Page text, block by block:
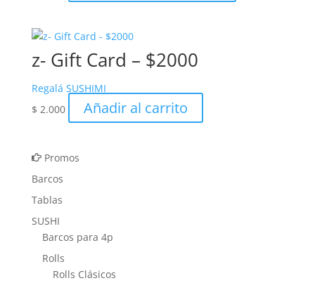
z- Gift Card – $2000
Regalá SUSHIMI
$ 2.000 Añadir al carrito
Promos
Barcos
Tablas
SUSHI
Barcos para 4p
Rolls
Rolls Clásicos